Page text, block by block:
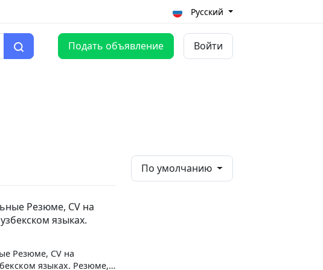
Русский
Подать объявление Войти
По умолчанию
Резюме, CV на
языках.
Резюме, CV на
языках. Резюме,